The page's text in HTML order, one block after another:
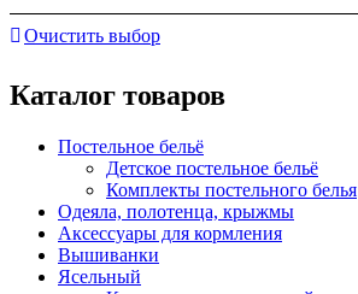
Очистить выбор
Каталог товаров
Постельное бельё
Детское постельное бельё
Комплекты постельного белья
Одеяла, полотенца, крыжмы
Аксессуары для кормления
Вышиванки
Ясельный